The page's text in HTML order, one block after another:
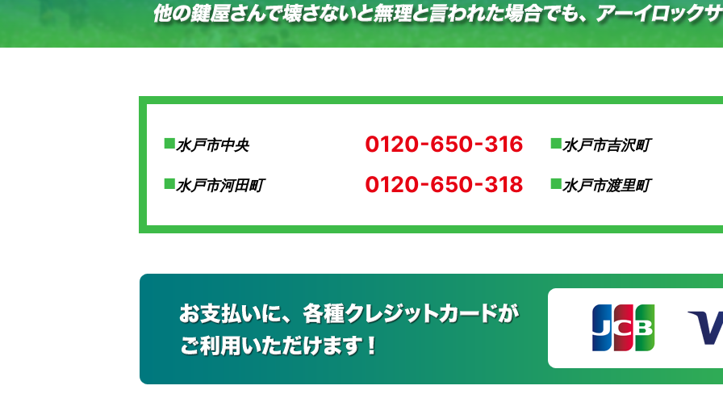
水戸市中央 0120-650-316 水戸市吉沢町
水戸市河田町 0120-650-318 水戸市渡里町